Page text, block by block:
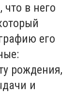
что в него
его
рождения,
и